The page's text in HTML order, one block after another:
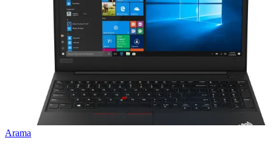
Arama